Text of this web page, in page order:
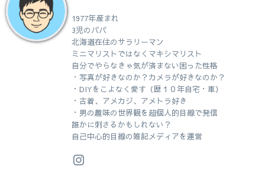
1977年産まれ
3児のパパ
北海道在住のサラリーマン
ミニマリストではなくマキシマリスト
自分でやらなきゃ気が済まない困った性格
・写真が好きなのか？カメラが好きなのか？
・DIYをこよなく愛す（歴１０年自宅・車）
・古着、アメカジ、アメトラ好き
・男の趣味の世界観を超個人的目線で発信
誰かに刺さるかもしれない？
自己中心的目線の雑記メディアを運営